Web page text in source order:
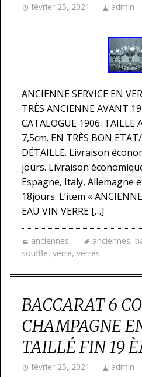
février 25, 2021 admin
ANCIENNE SERVICE EN
TRÈS ANCIENNE AVANT
CATALOGUE 1906. TAILLE
7,5cm. EN TRÈS BON
DÉTAILLE. Livraison
jours. Livraison
Espagne, Italy, Allemagne
18jours. L’item «
EAU VIN VERRE […]
anciennes anciennes,
souffle, verre, verres
BACCARAT 6
CHAMPAGNE
TAILLÉ FIN 19
février 25, 2021 admin